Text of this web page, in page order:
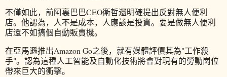
不僅如此，前阿裏巴巴CEO衛哲還明確提出反對無人便利
店。他認為，人不是成本，人應該是投資。要是做無人便利
店還不如搞個自動販賣機。
在亞馬遜推出Amazon Go之後，就有媒體評價其為"工作殺
手"。認為這種人工智能及自動化技術將會對現有的勞動崗位
帶來巨大的衝擊。